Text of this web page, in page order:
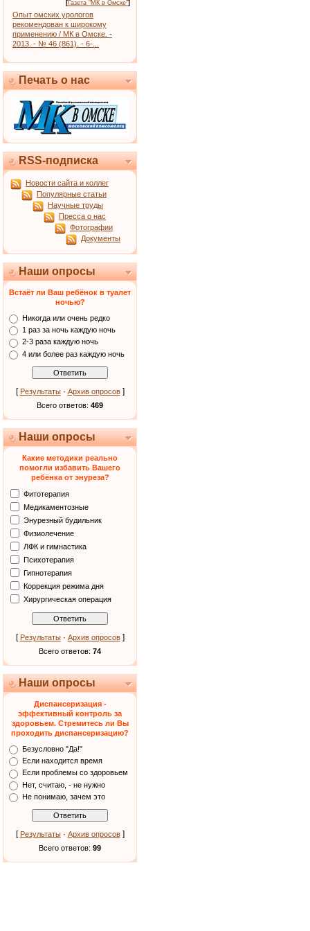
[Газета "МК в Омске"]
Опыт омских урологов
рекомендован к широкому
применению / МК в Омске. -
2013. - № 46 (861). - 6-...
Печать о нас
RSS-подписка
Новости сайта и коллег
Популярные статьи
Научные труды
Пресса о нас
Фотографии
Документы
Наши опросы
Встаёт ли Ваш ребёнок в туалет
ночью?
Никогда или очень редко
1 раз за ночь каждую ночь
2-3 раза каждую ночь
4 или более раз каждую ночь
[ Результаты· Архив опросов]
Всего ответов: 469
Наши опросы
Какие методики реально
помогли избавить Вашего
ребёнка от энуреза?
Фитотерапия
Медикаментозные
Энурезный будильник
Физиолечение
ЛФК и гимнастика
Психотерапия
Гипнотерапия
Коррекция режима дня
Хирургическая операция
[ Результаты· Архив опросов]
Всего ответов: 74
Наши опросы
Диспансеризация -
эффективный контроль за
здоровьем. Стремитесь ли Вы
проходить диспансеризацию?
Безусловно "Да!"
Если находится время
Если проблемы со здоровьем
Нет, считаю, - не нужно
Не понимаю, зачем это
[ Результаты· Архив опросов]
Всего ответов: 99